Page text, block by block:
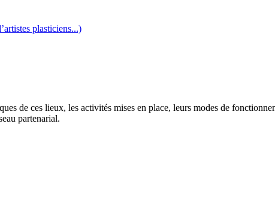
plasticiens...)
de ces lieux, les activités mises en place, leurs modes de
partenarial.